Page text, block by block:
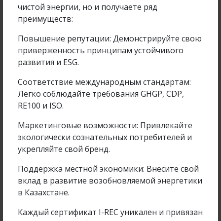
чистой энергии, но и получаете ряд
преимуществ:
Повышение репутации: Демонстрируйте свою
приверженность принципам устойчивого
развития и ESG.
Соответствие международным стандартам:
Легко соблюдайте требования GHGP, CDP,
RE100 и ISO.
Маркетинговые возможности: Привлекайте
экологически сознательных потребителей и
укрепляйте свой бренд.
Поддержка местной экономики: Внесите свой
вклад в развитие возобновляемой энергетики
в Казахстане.
Каждый сертификат I-REC уникален и привязан
Церемония запуска солнечной
электростанции, реализованных в рамках
Межправительственного соглашения между
Республикой Казахстан и Китайской
Народной Республикой
В преддверии Дня Первого Президента
Республики Казахстан на территории
Специальной экономической зоны «Парк